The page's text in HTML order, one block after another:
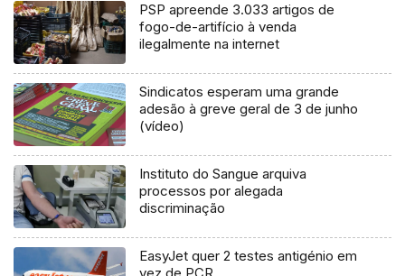
PSP apreende 3.033 artigos de
fogo-de-artifício à venda
ilegalmente na internet
Sindicatos esperam uma grande
adesão à greve geral de 3 de junho
(vídeo)
Instituto do Sangue arquiva
processos por alegada
discriminação
EasyJet quer 2 testes antigénio em